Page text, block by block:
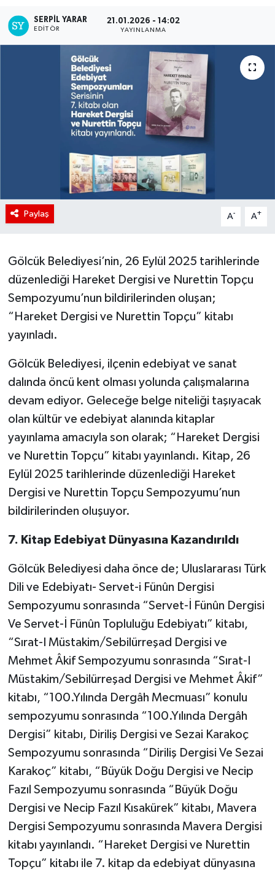
SERPİL YARAR
EDITÖR
21.01.2026 - 14:02
YAYINLANMA
Paylaş A- A+
Gölcük Belediyesi’nin, 26 Eylül 2025 tarihlerinde
düzenlediği Hareket Dergisi ve Nurettin Topçu
Sempozyumu’nun bildirilerinden oluşan;
“Hareket Dergisi ve Nurettin Topçu” kitabı
yayınladı.
Gölcük Belediyesi, ilçenin edebiyat ve sanat
dalında öncü kent olması yolunda çalışmalarına
devam ediyor. Geleceğe belge niteliği taşıyacak
olan kültür ve edebiyat alanında kitaplar
yayınlama amacıyla son olarak; “Hareket Dergisi
ve Nurettin Topçu” kitabı yayınlandı. Kitap, 26
Eylül 2025 tarihlerinde düzenlediği Hareket
Dergisi ve Nurettin Topçu Sempozyumu’nun
bildirilerinden oluşuyor.
7. Kitap Edebiyat Dünyasına Kazandırıldı
Gölcük Belediyesi daha önce de; Uluslararası Türk
Dili ve Edebiyatı- Servet-i Fünûn Dergisi
Sempozyumu sonrasında “Servet-İ Fünûn Dergisi
Ve Servet-İ Fünûn Topluluğu Edebiyatı” kitabı,
“Sırat-I Müstakim/Sebilürreşad Dergisi ve
Mehmet Âkif Sempozyumu sonrasında “Sırat-I
Müstakim/Sebilürreşad Dergisi ve Mehmet Âkif”
kitabı, “100.Yılında Dergâh Mecmuası” konulu
sempozyumu sonrasında “100.Yılında Dergâh
Dergisi” kitabı, Diriliş Dergisi ve Sezai Karakoç
Sempozyumu sonrasında “Diriliş Dergisi Ve Sezai
Karakoç” kitabı, “Büyük Doğu Dergisi ve Necip
Fazıl Sempozyumu sonrasında “Büyük Doğu
Dergisi ve Necip Fazıl Kısakürek” kitabı, Mavera
Dergisi Sempozyumu sonrasında Mavera Dergisi
kitabı yayınlandı. “Hareket Dergisi ve Nurettin
Topçu” kitabı ile 7. kitap da edebiyat dünyasına